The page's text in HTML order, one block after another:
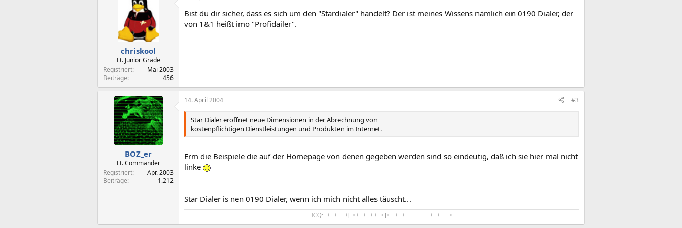
chriskool
Lt. Junior Grade
Registriert
Mai 2003
Beiträge
456
Bist du dir sicher, dass es sich um den "Stardialer" handelt? Der ist meines Wissens nämlich ein 0190 Dialer, der
von 1&1 heißt imo "Profidailer".
BOZ_er
Lt. Commander
Registriert
Apr. 2003
Beiträge
1.212
14. April 2004 #3
Star Dialer eröffnet neue Dimensionen in der Abrechnung von
kostenpflichtigen Dienstleistungen und Produkten im Internet.
Erm die Beispiele die auf der Homepage von denen gegeben werden sind so eindeutig, daß ich sie hier mal nicht
linke
Star Dialer is nen 0190 Dialer, wenn ich mich nicht alles täuscht...
ICQ:+++++++[->+++++++<]>.-.++++.-.-.-.+.+++++.-.<